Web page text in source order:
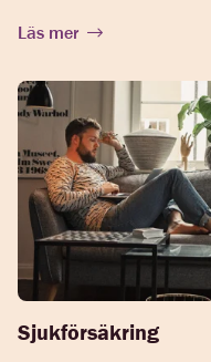
Läs mer
Sjukförsäkring